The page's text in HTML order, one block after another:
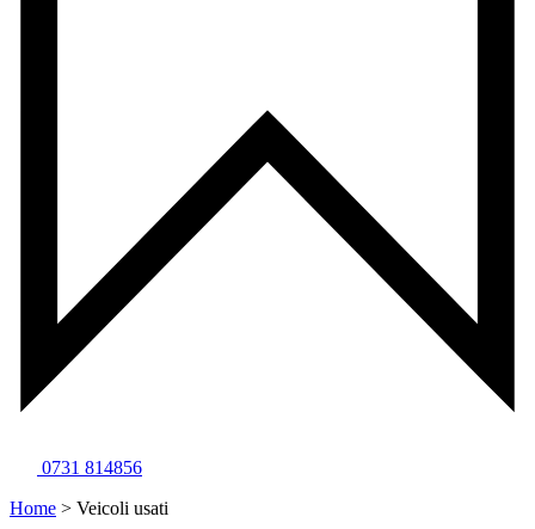
0731 814856
Home > Veicoli usati